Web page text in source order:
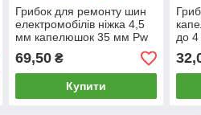
Грибок для ремонту шин
електромобілів ніжка 4,5
мм капелюшок 35 мм Pw
3505 EV Maruni Японія
69,50₴
Купити
до 4